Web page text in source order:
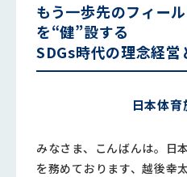
もう一歩先のフィール
を“健”設する
SDGs時代の理念経
日本体
みなさま、こんばんは。日
を務めております、越後幸